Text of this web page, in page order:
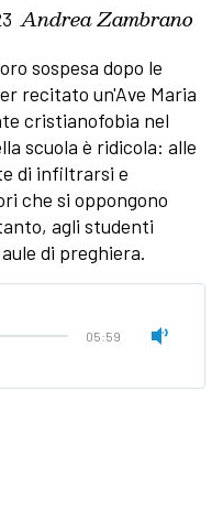
Andrea Zambrano
sospesa dopo le
recitato un'Ave Maria
cristianofobia nel
scuola è ridicola: alle
di infiltrarsi e
che si oppongono
agli studenti
di preghiera.
05:59